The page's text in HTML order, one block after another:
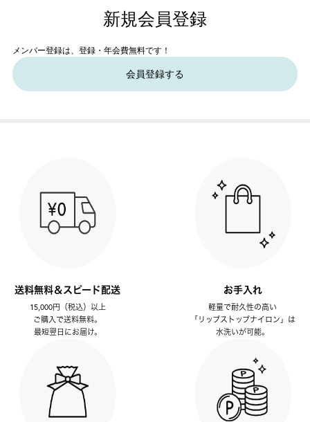
新規会員登録
メンバー登録は、登録・年会費無料です！
会員登録する
送料無料＆スピード配送
15,000円（税込）以上
ご購入で送料無料。
最短翌日にお届け。
お手入れ
軽量で耐久性の高い
「リップストップナイロン」は
水洗いが可能。